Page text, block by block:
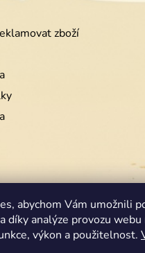
abychom Vám umožnili
díky analýze provozu
výkon a použitelnost.
zboží